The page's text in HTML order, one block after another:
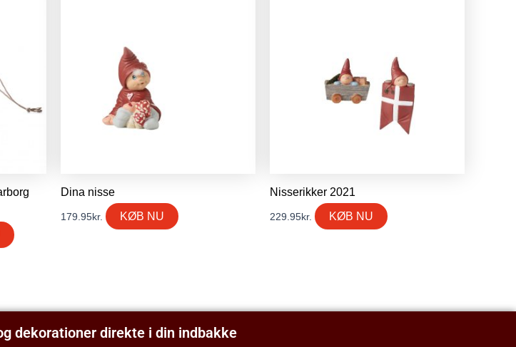
Dina nisse
179.95kr. KØB NU
Nisserikker 2021
229.95kr. KØB NU
dekorationer direkte i din indbakke